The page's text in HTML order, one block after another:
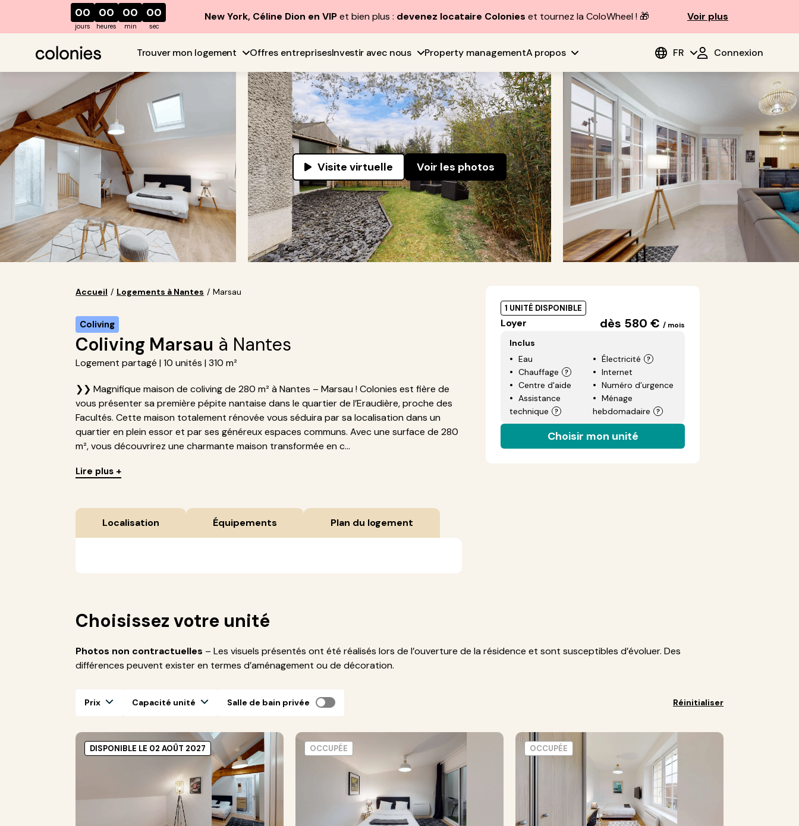
00
jours
00
heures
00
min
00
sec
New York, Céline Dion en VIPet bien plus : devenez locataire Colonies et tournez la ColoWheel ! 🎁 Voir plus
Trouver mon logement Offres entreprisesInvestir avec nous Property managementA propos FR Connexion
Visite virtuelle Voir les photos
Accueil / Logements à Nantes / Marsau
Coliving
Coliving Marsau à Nantes
Logement partagé | 10 unités | 310 m²
❯❯ Magnifique maison de coliving de 280 m² à Nantes – Marsau ! Colonies est fière de
vous présenter sa première pépite nantaise dans le quartier de l’Eraudière, proche des
Facultés. Cette maison totalement rénovée vous séduira par sa localisation dans un
quartier en plein essor et par ses généreux espaces communs. Avec une surface de 280
m², vous découvrirez une charmante maison transformée en c...
Lire plus +
Localisation Équipements Plan du logement
1 UNITÉ DISPONIBLE
Loyer dès 580 € / mois
Inclus
Eau
Électricité
Chauffage
Internet
Centre d'aide
Numéro d’urgence
Assistance
technique
Ménage
hebdomadaire
Choisir mon unité
Choisissez votre unité
Photos non contractuelles – Les visuels présentés ont été réalisés lors de l’ouverture de la résidence et sont susceptibles d’évoluer. Des
différences peuvent exister en termes d’aménagement ou de décoration.
Prix Capacité unité Salle de bain privée Réinitialiser
DISPONIBLE LE 02 AOÛT 2027 OCCUPÉE OCCUPÉE